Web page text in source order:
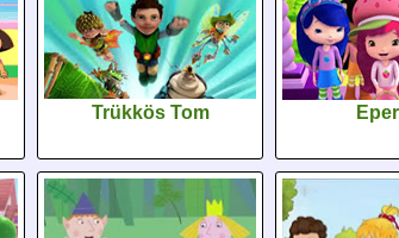
Trükkös Tom